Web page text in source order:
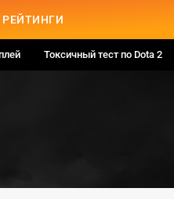
РЕЙТИНГИ
Токсичный тест по Dota 2